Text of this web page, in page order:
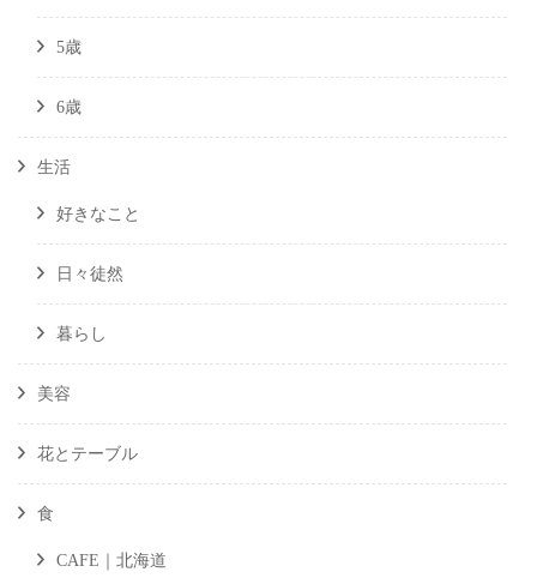
5歳
6歳
生活
好きなこと
日々徒然
暮らし
美容
花とテーブル
食
CAFE｜北海道